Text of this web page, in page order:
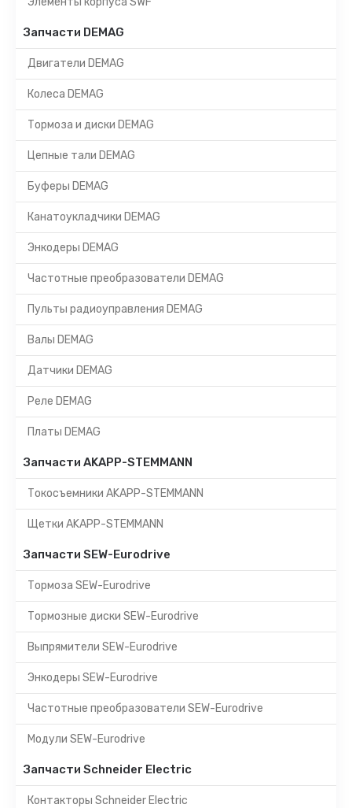
Запчасти DEMAG
Двигатели DEMAG
Колеса DEMAG
Тормоза и диски DEMAG
Цепные тали DEMAG
Буферы DEMAG
Канатоукладчики DEMAG
Энкодеры DEMAG
Частотные преобразователи DEMAG
Пульты радиоуправления DEMAG
Валы DEMAG
Датчики DEMAG
Реле DEMAG
Платы DEMAG
Запчасти AKAPP-STEMMANN
Токосъемники AKAPP-STEMMANN
Щетки AKAPP-STEMMANN
Запчасти SEW-Eurodrive
Тормоза SEW-Eurodrive
Тормозные диски SEW-Eurodrive
Выпрямители SEW-Eurodrive
Энкодеры SEW-Eurodrive
Частотные преобразователи SEW-Eurodrive
Модули SEW-Eurodrive
Запчасти Schneider Electric
Контакторы Schneider Electric